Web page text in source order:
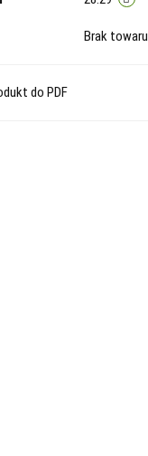
Brak towaru
do PDF